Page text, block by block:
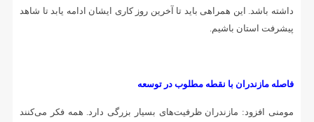
داشته باشد. این همراهی باید تا آخرین روز کاری ایشان ادامه یابد تا شاهد
پیشرفت استان باشیم.
فاصله مازندران با نقطه مطلوب در توسعه
مومنی افزود: مازندران ظرفیت‌های بسیار بزرگی دارد. همه فکر می‌کنند